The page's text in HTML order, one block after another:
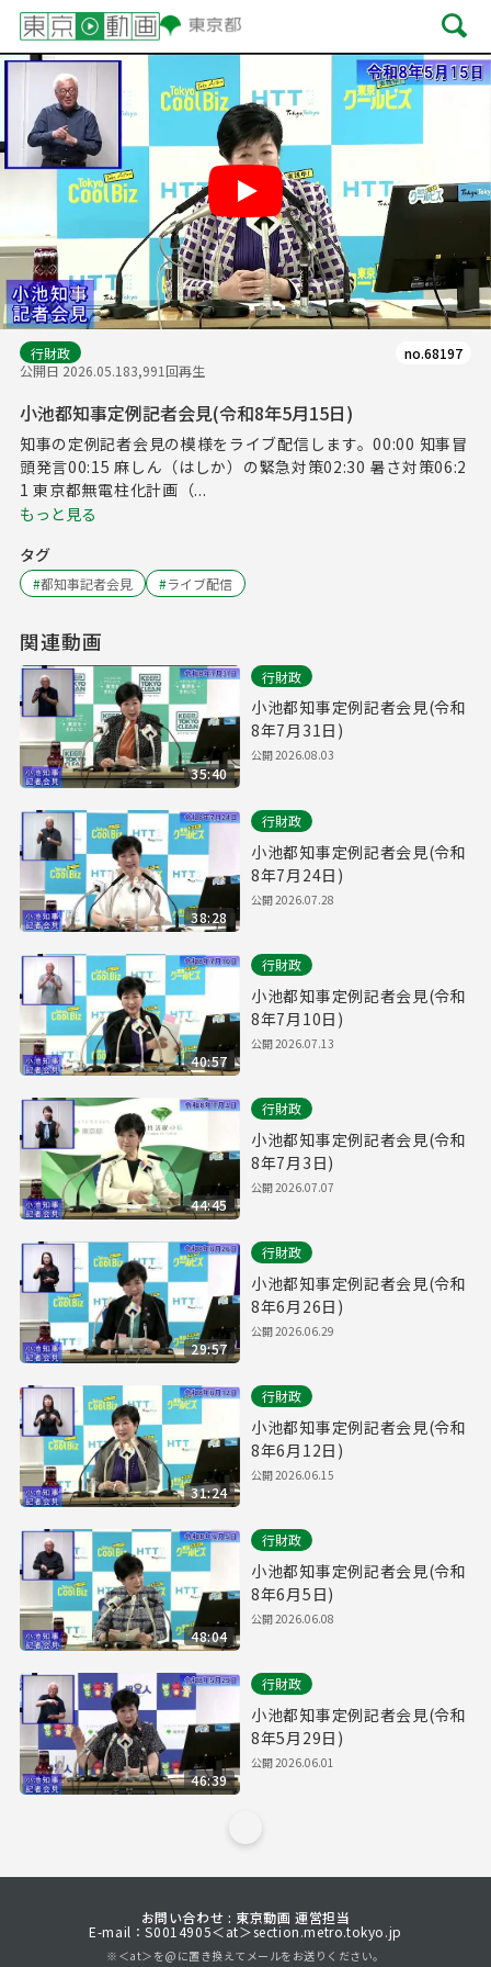
行財政
公開日 2026.05.183,991回再生
no.68197
小池都知事定例記者会見(令和8年5月15日)
知事の定例記者会見の模様をライブ配信します。00:00 知事冒
頭発言00:15 麻しん（はしか）の緊急対策02:30 暑さ対策06:2
1 東京都無電柱化計画（...
もっと見る
タグ
#都知事記者会見 #ライブ配信
関連動画
35:40
行財政
小池都知事定例記者会見(令和
8年7月31日)
公開2026.08.03
38:28
行財政
小池都知事定例記者会見(令和
8年7月24日)
公開2026.07.28
40:57
行財政
小池都知事定例記者会見(令和
8年7月10日)
公開2026.07.13
44:45
行財政
小池都知事定例記者会見(令和
8年7月3日)
公開2026.07.07
29:57
行財政
小池都知事定例記者会見(令和
8年6月26日)
公開2026.06.29
31:24
行財政
小池都知事定例記者会見(令和
8年6月12日)
公開2026.06.15
48:04
行財政
小池都知事定例記者会見(令和
8年6月5日)
公開2026.06.08
46:39
行財政
小池都知事定例記者会見(令和
8年5月29日)
公開2026.06.01
お問い合わせ : 東京動画 運営担当
E-mail：S0014905＜at＞section.metro.tokyo.jp
※＜at＞を@に置き換えてメールをお送りください。